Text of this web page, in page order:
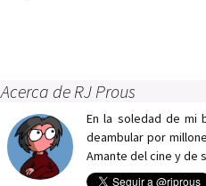
Acerca de RJ Prous
En la soledad de mi
deambular por
Amante del cine y de